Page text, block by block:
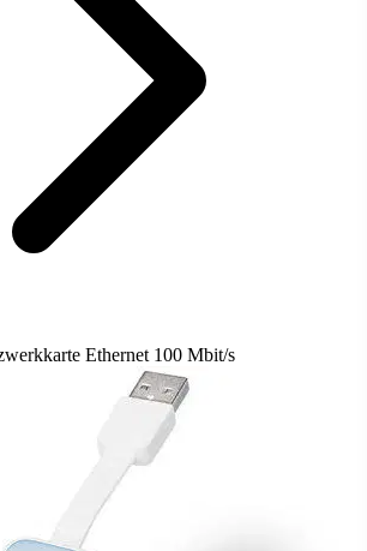
Ethernet 100 Mbit/s